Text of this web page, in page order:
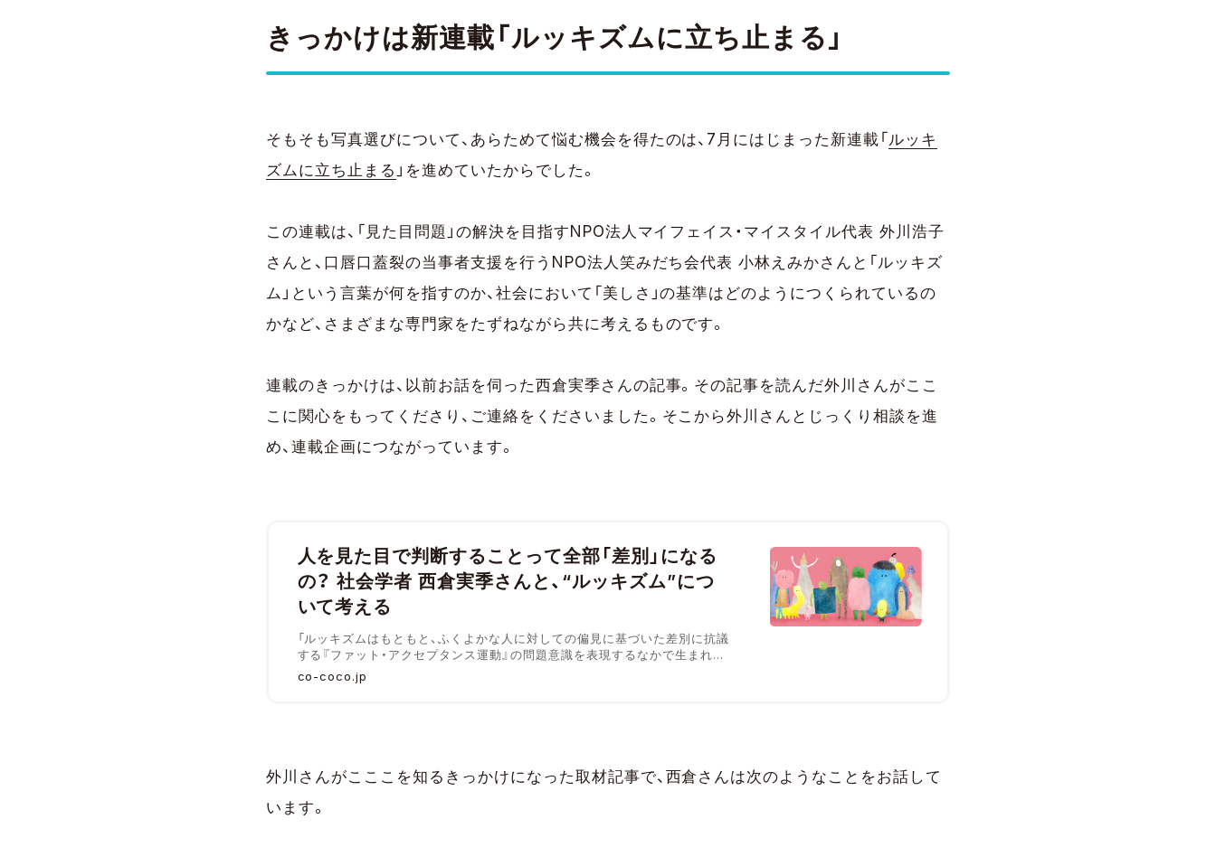
きっかけは新連載「ルッキズムに立ち止まる」
そもそも写真選びについて、あらためて悩む機会を得たのは、7月にはじまった新連載「 ルッキ
ズムに立ち止まる 」を進めていたからでした。
この連載は、「見た目問題」の解決を目指すNPO法人マイフェイス・マイスタイル代表 外川浩子
さんと、口唇口蓋裂の当事者支援を行うNPO法人笑みだち会代表 小林えみかさんと「ルッキズ
ム」という言葉が何を指すのか、社会において「美しさ」の基準はどのようにつくられているの
かなど、さまざまな専門家をたずねながら共に考えるものです。
連載のきっかけは、以前お話を伺った西倉実季さんの記事。その記事を読んだ外川さんがここ
こに関心をもってくださり、ご連絡をくださいました。そこから外川さんとじっくり相談を進
め、連載企画につながっています。
人を見た目で判断することって全部「差別」になる
の？ 社会学者 西倉実季さんと、“ルッキズム”につ
いて考える
「ルッキズムはもともと、ふくよかな人に対しての偏見に基づいた差別に抗議
する『ファット・アクセプタンス運動』の問題意識を表現するなかで生まれた
言葉」「現状の『ルッキズム』の用いられ方を見ると、ふたつの側面があるよう
です。不当な差別を把握するための網として学術研究で使われてきた『ルッ
co-coco.jp
外川さんがこここを知るきっかけになった取材記事で、西倉さんは次のようなことをお話して
います。